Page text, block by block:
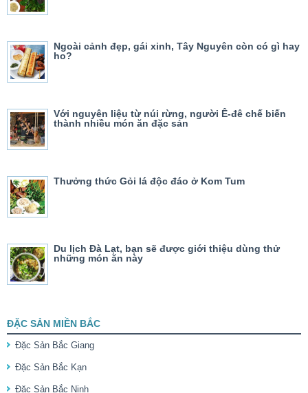
Ngoài cảnh đẹp, gái xinh, Tây Nguyên còn có gì hay
ho?
Với nguyên liệu từ núi rừng, người Ê-đê chế biến
thành nhiều món ăn đặc sản
Thưởng thức Gỏi lá độc đáo ở Kom Tum
Du lịch Đà Lạt, bạn sẽ được giới thiệu dùng thử
những món ăn này
ĐẶC SẢN MIỀN BẮC
Đặc Sản Bắc Giang
Đặc Sản Bắc Kạn
Đặc Sản Bắc Ninh